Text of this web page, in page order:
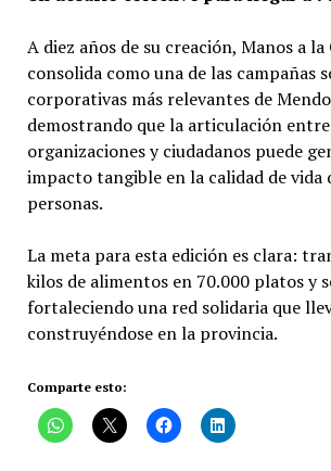
A diez años de su creación, Manos a la
consolida como una de las campañas
corporativas más relevantes de
demostrando que la articulación entre
organizaciones y ciudadanos puede
impacto tangible en la calidad de vida
personas.
La meta para esta edición es clara:
kilos de alimentos en 70.000 platos y
fortaleciendo una red solidaria que
construyéndose en la provincia.
Comparte esto: